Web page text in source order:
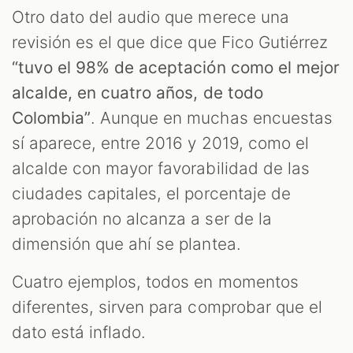
Otro dato del audio que merece una
revisión es el que dice que Fico Gutiérrez
“tuvo el 98% de aceptación como el mejor
alcalde, en cuatro años, de todo
Colombia”. Aunque en muchas encuestas
sí aparece, entre 2016 y 2019, como el
alcalde con mayor favorabilidad de las
ciudades capitales, el porcentaje de
aprobación no alcanza a ser de la
dimensión que ahí se plantea.
Cuatro ejemplos, todos en momentos
diferentes, sirven para comprobar que el
dato está inflado.